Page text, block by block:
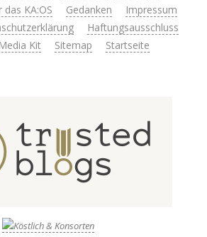
das KA:OS Gedanken
Impressum
Haftungsausschluss
Media Kit Sitemap Startseite